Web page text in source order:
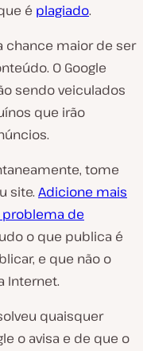
é plagiado.
chance maior de ser
O Google
sendo veiculados
que irão
tome
site. Adicione mais
problema de
o que publica é
e que não o
Internet.
quaisquer
o avisa e de que o